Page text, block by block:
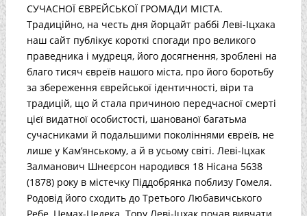
СУЧАСНОЇ ЄВРЕЙСЬКОЇ ГРОМАДИ МІСТА.
Традиційно, на честь дня йорцайт раббі Леві-Іцхака
наш сайт публікує короткі спогади про великого
праведника і мудреця, його досягнення, зроблені на
благо тисяч євреїв нашого міста, про його боротьбу
за збереження єврейської ідентичності, віри та
традицій, що й стала причиною передчасної смерті
цієї видатної особистості, шанованої багатьма
сучасниками й подальшими поколіннями євреїв, не
лише у Кам’янському, а й в усьому світі. Леві-Іцхак
Залманович Шнеєрсон народився 18 Нісана 5638
(1878) року в містечку Піддобрянка поблизу Гомеля.
Родовід його сходить до Третього Любавичського